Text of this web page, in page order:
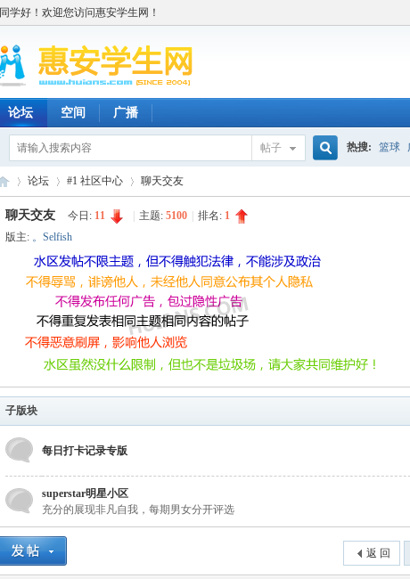
同学好！欢迎您访问惠安学生网！
论坛 空间 广播
帖子 热搜: 篮球
论坛
›
#1 社区中心
›
聊天交友
聊天交友 今日: 11 主题: 5100 排名: 1
版主: 。Selfish
子版块
每日打卡记录专版
superstar明星小区
充分的展现非凡自我，每期男女分开评选
返 回